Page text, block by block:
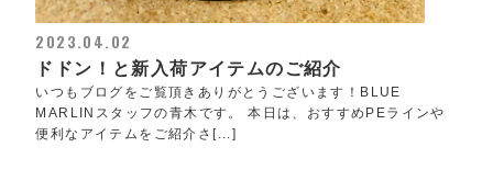
2023.04.02
ドドン！と新入荷アイテムのご紹介
いつもブログをご覧頂きありがとうございます！BLUE
MARLINスタッフの青木です。 本日は、おすすめPEラインや
便利なアイテムをご紹介さ[...]